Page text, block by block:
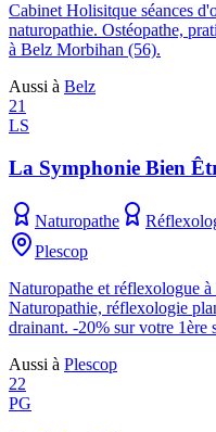
Cabinet Holisitque séances
naturopathie. Ostéopathe,
à Belz Morbihan (56).
Aussi à Belz
21
LS
La Symphonie Bien
Naturopathe
Plescop
Naturopathe et réflexologue à
Naturopathie, réflexologie
drainant. -20% sur votre 1ère
Aussi à Plescop
22
PG